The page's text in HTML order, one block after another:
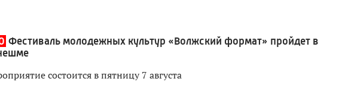
Фестиваль молодежных культур «Волжский формат» пройдет в
состоится в пятницу 7 августа